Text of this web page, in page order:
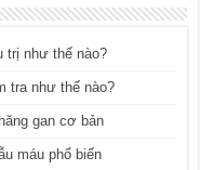
trị như thế nào?
tra như thế nào?
gan cơ bản
máu phổ biến